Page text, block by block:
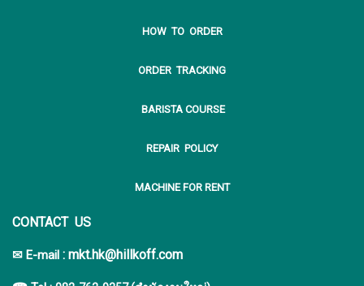
HOW TO ORDER
ORDER TRACKING
BARISTA COURSE
REPAIR POLICY
MACHINE FOR RENT
CONTACT US
✉ E-mail : mkt.hk@hillkoff.com